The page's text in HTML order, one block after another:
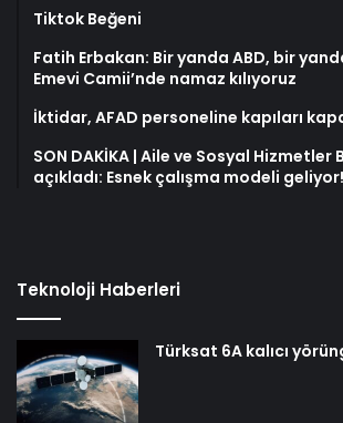
Tiktok Beğeni
Fatih Erbakan: Bir yanda ABD, bir
Emevi Camii’nde namaz kılıyoruz
İktidar, AFAD personeline kapıları
SON DAKİKA | Aile ve Sosyal Hizmetler
açıkladı: Esnek çalışma modeli geliyor!
Teknoloji Haberleri
Türksat 6A kalıcı